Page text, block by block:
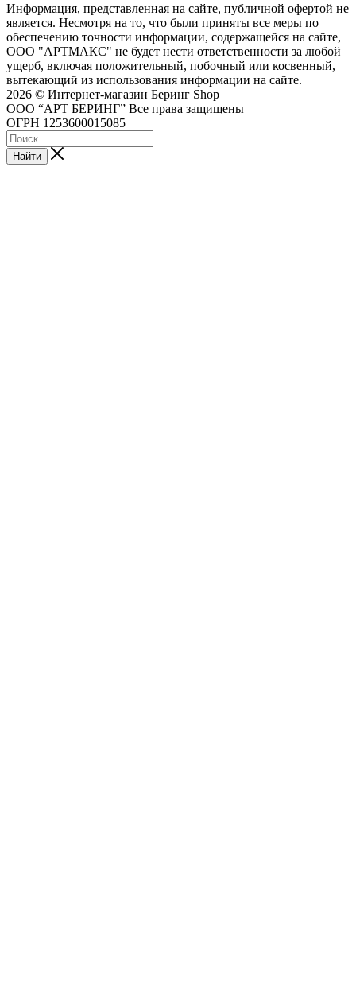
Информация, представленная на сайте, публичной офертой не
является. Несмотря на то, что были приняты все меры по
обеспечению точности информации, содержащейся на сайте,
ООО "АРТМАКС" не будет нести ответственности за любой
ущерб, включая положительный, побочный или косвенный,
вытекающий из использования информации на сайте.
2026 © Интернет-магазин Беринг Shop
ООО “АРТ БЕРИНГ” Все права защищены
ОГРН 1253600015085
Найти